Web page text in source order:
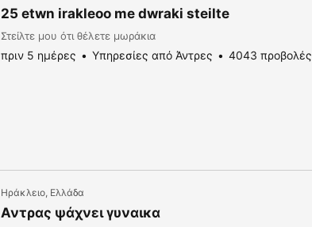
25 etwn irakleoo me dwraki steilte
Στείλτε μου ότι θέλετε μωράκια
πριν 5 ημέρες Υπηρεσίες από Άντρες 4043 προβολές
Ηράκλειο, Ελλάδα
Αντρας ψάχνει γυναικα